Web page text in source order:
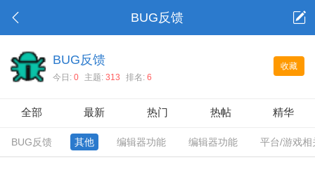
BUG反馈
收藏
BUG反馈
今日: 0 主题: 313 排名: 6
全部 最新 热门 热帖 精华
BUG反馈 其他 编辑器功能 编辑器功能 平台/游戏相